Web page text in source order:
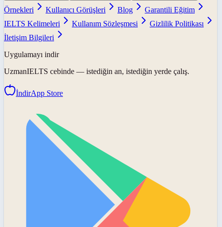
Örnekleri
Kullanıcı Görüşleri Blog
Garantili Eğitim
IELTS Kelimeleri
Kullanım Sözleşmesi
Gizlilik Politikası
İletişim Bilgileri
Uygulamayı indir
UzmanIELTS cebinde — istediğin an, istediğin yerde çalış.
İndirApp Store